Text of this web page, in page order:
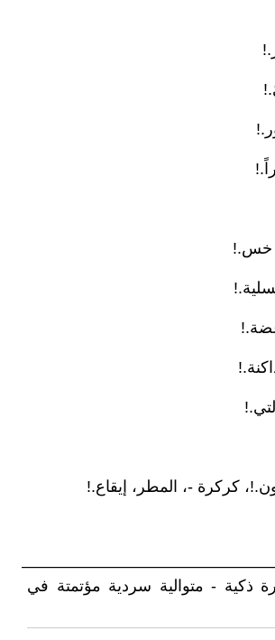
خس.!
كركرة -، المطر، إيقاع.!
ذكية - متوالية سردية مؤتمتة في